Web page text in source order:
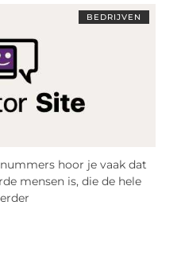
BEDRIJVEN
hoor je vaak dat
mensen is, die de hele